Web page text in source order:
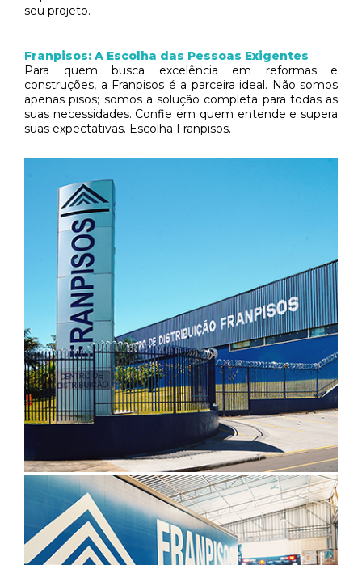
seu projeto.
Franpisos: A Escolha das Pessoas Exigentes
Para quem busca excelência em reformas e
construções, a Franpisos é a parceira ideal. Não somos
apenas pisos; somos a solução completa para todas as
suas necessidades. Confie em quem entende e supera
suas expectativas. Escolha Franpisos.